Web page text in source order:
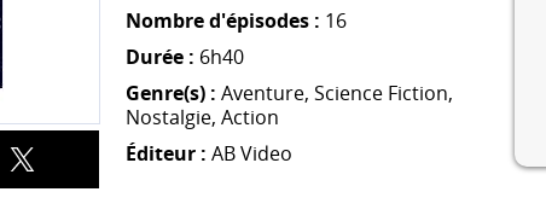
Nombre d'épisodes : 16
Durée : 6h40
Genre(s) : Aventure,Science Fiction,
Nostalgie,Action
Éditeur : AB Video